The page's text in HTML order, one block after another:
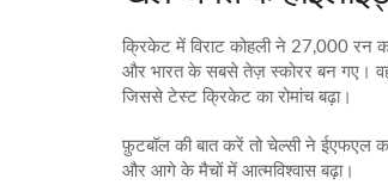
क्रिकेट में विराट कोहली ने 27,000 रन
और भारत के सबसे तेज़ स्कोरर बन गए।
जिससे टेस्ट क्रिकेट का रोमांच बढ़ा।
फ़ुटबॉल की बात करें तो चेल्सी ने ईएफएल
और आगे के मैचों में आत्मविश्वास बढ़ा।